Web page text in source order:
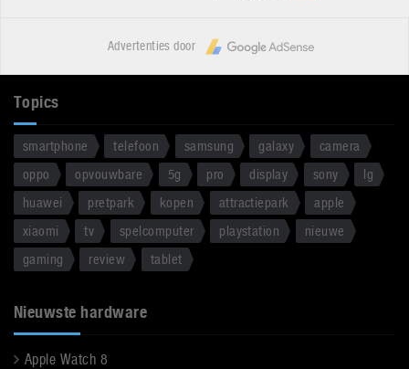
Advertenties door
Topics
smartphone telefoon samsung galaxy
camera
oppo
opvouwbare 5g pro display sony
lg
huawei
pretpark kopen attractiepark
apple
xiaomi
tv spelcomputer playstation
nieuwe
gaming
review tablet
Nieuwste hardware
Apple Watch 8